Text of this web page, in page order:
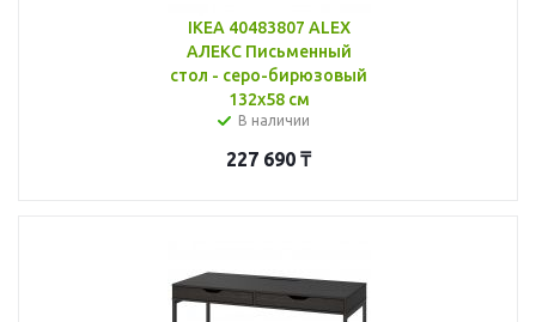
IKEA 40483807 ALEX
АЛЕКС Письменный
стол - серо-бирюзовый
132x58 см
В наличии
227 690 ₸